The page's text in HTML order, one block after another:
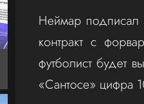
Неймар подписал
контракт с
футболист будет
«Сантосе» цифра